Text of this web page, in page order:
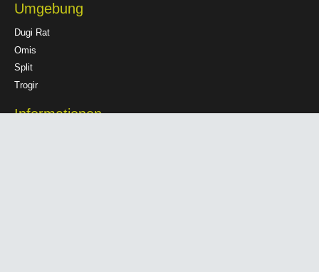
Umgebung
Dugi Rat
Omis
Split
Trogir
Informationen